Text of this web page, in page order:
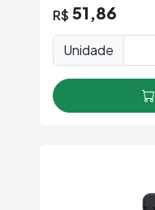
R$ 51,86
Unidade